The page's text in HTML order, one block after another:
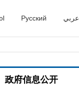
Русский عربي
政府信息公开